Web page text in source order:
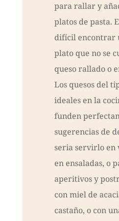
para rallar y
platos de pasta.
difícil encontrar
plato que no se
queso rallado o
Los quesos del
ideales en la
funden
sugerencias de
seria servirlo en
en ensaladas, o
aperitivos y
con miel de
castaño, o con